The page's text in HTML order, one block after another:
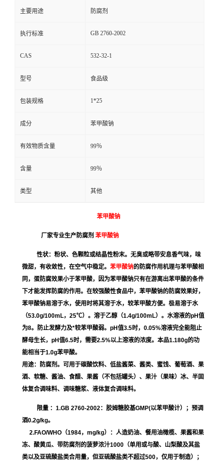
主要用途 防腐剂
执行标准 GB 2760-2002
CAS 532-32-1
型号 食品级
包装规格 1*25
成分 苯甲酸钠
有效物质含量 99％
含量 99％
类型 其他
苯甲酸钠
厂家专业生产防腐剂 苯甲酸钠
性状：粉状、色颗粒或结晶性粉末。无臭或略带安息香气味，味
微甜，有收敛性，在空气中稳定。 苯甲酸钠的防腐作用机理与苯甲酸相
同，蛋防腐效果小于苯甲酸，因为苯甲酸钠只有在游离出苯甲酸的条件
下才能发挥防腐的作用。在较强酸性食品中，苯甲酸钠的防腐效果好，
苯甲酸钠易溶于水，使用时将其溶于水，较苯甲酸方便。极易溶于水
（53.0g/100mL，25℃）。 溶于乙醇（1.4g/100mL）。水溶液的pH值
为8。防止发酵力及*较苯甲酸弱。pH值3.5时，0.05%溶液完全能阻止
酵母生长，pH值6.5时，需要2.5%以上溶液的浓度。本品1.180g的功
能相当于1.0g苯甲酸。
用途：防腐剂。可用于碳酸饮料、低盐酱菜、酱类、蜜饯、葡萄酒、果
酒、软糖、酱油、食醋、果酱（不包括罐头）、果汁（果味）冰、半固
体复合调味料、调味糖浆、液体复合调味料。
限量 ：1.GB 2760-2002：胶姆糖胶基GMP(以苯甲酸计）；预调
酒0.2g/kg。
2.FAO/WHO（1984，mg/kg）：人造奶油、餐用油橄榄、果酱和果
冻、酸黄瓜、带防腐剂的菠萝浓汁1000（单用或与酸、山梨酸及其盐
类以及亚硫酸盐类合用量，但亚硫酸盐类不超过500，仅用于制造）；